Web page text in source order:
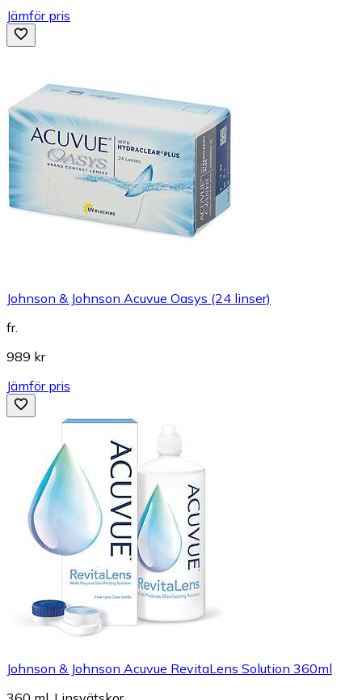
Jämför pris
Johnson & Johnson Acuvue Oasys (24 linser)
fr.
989 kr
Jämför pris
Johnson & Johnson Acuvue RevitaLens Solution 360ml